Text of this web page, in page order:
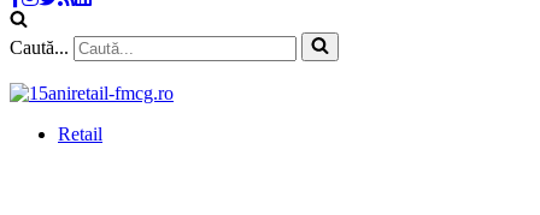
Caută...
Retail